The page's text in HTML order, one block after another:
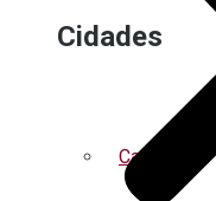
Cidades
Capitão